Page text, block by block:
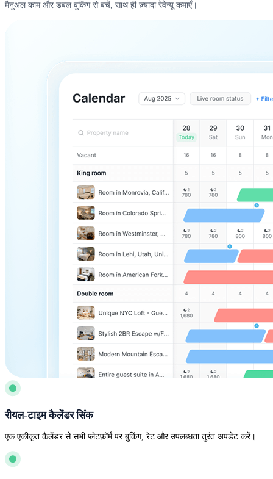
मैनुअल काम और डबल बुकिंग से बचें, साथ ही ज़्यादा रेवेन्यू कमाएँ।
रीयल-टाइम कैलेंडर सिंक
एक एकीकृत कैलेंडर से सभी प्लेटफ़ॉर्म पर बुकिंग, रेट और उपलब्धता तुरंत अपडेट करें।